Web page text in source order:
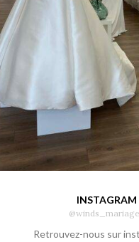
INSTAGRAM
Retrouvez-nous sur